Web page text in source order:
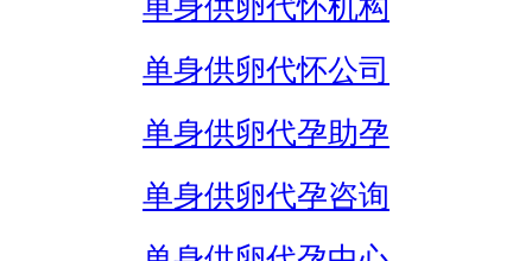
单身供卵代怀机构
单身供卵代怀公司
单身供卵代孕助孕
单身供卵代孕咨询